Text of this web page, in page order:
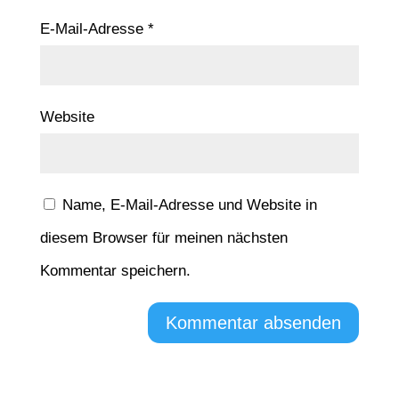
E-Mail-Adresse *
Website
Name, E-Mail-Adresse und Website in
diesem Browser für meinen nächsten
Kommentar speichern.